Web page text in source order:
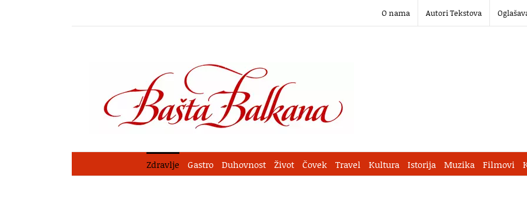
O nama Autori Tekstova
Zdravlje Gastro Duhovnost Život Čovek Travel Kultura Istorija Muzika Filmovi